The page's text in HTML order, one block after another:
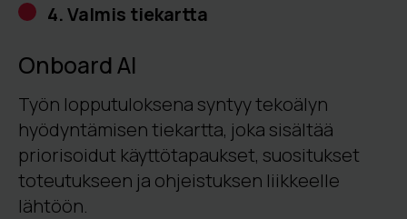
4. Valmis tiekartta
Onboard AI
Työn lopputuloksena syntyy tekoälyn
hyödyntämisen tiekartta, joka sisältää
priorisoidut käyttötapaukset, suositukset
toteutukseen ja ohjeistuksen liikkeelle
lähtöön.